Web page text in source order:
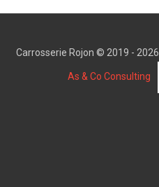
Carrosserie Rojon © 2019 - 2026
As & Co Consulting